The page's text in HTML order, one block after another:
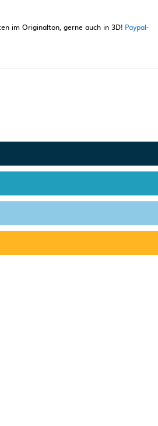
im Originalton, gerne auch in 3D! Paypal-